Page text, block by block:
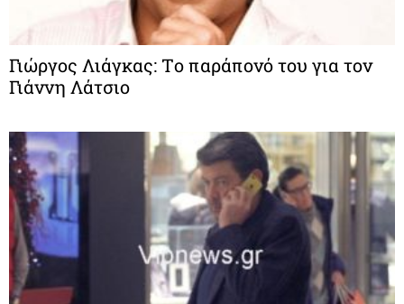
Γιώργος Λιάγκας: Τo παράπονό του για τον
Γιάννη Λάτσιο